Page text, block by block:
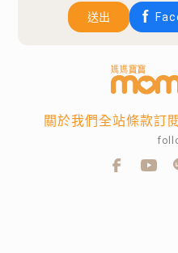
送出
關於我們全站條款訂